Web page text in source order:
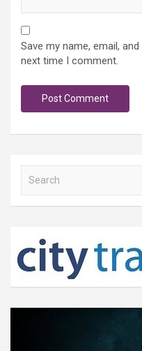
Save my name, email,
next time I comment.
h